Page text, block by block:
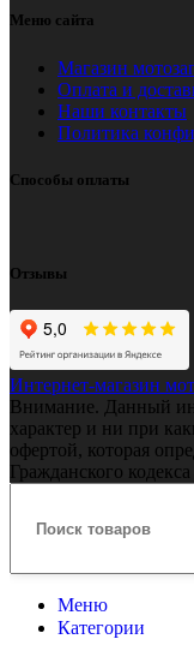
Меню сайта
Магазин
Оплата и
Наши контакты
Политика
Способы оплаты
Отзывы
Интернет-магазин
Внимание. Данный
характер и ни при
офертой, которая
Гражданского
Меню
Категории